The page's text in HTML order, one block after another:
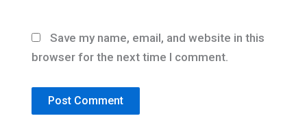
Save my name, email, and website in this
browser for the next time I comment.